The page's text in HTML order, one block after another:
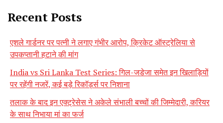
Recent Posts
एशले गार्डनर पर पत्नी ने लगाए गंभीर आरोप, क्रिकेट ऑस्ट्रेलिया से
उपकप्तानी हटाने की मांग
India vs Sri Lanka Test Series: गिल-जडेजा समेत इन खिलाड़ियों
पर रहेंगी नजरें, कई बड़े रिकॉर्ड्स पर निशाना
तलाक के बाद इन एक्ट्रेसेस ने अकेले संभाली बच्चों की जिम्मेदारी, करियर
के साथ निभाया मां का फर्ज